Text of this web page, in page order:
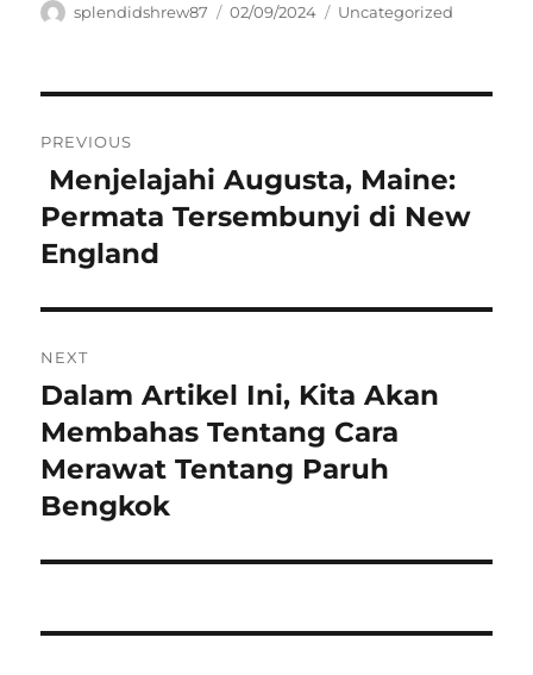
Author
splendidshrew87
Posted
02/09/2024 Categories
Uncategorized
pos
PREVIOUS
Previous
post:
Menjelajahi Augusta, Maine:
Permata Tersembunyi di New
England
NEXT
Next
post:
Dalam Artikel Ini, Kita Akan
Membahas Tentang Cara
Merawat Tentang Paruh
Bengkok